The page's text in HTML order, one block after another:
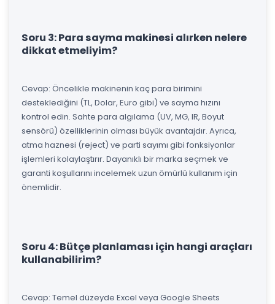
Soru 3: Para sayma makinesi alırken nelere
dikkat etmeliyim?
Cevap: Öncelikle makinenin kaç para birimini
desteklediğini (TL, Dolar, Euro gibi) ve sayma hızını
kontrol edin. Sahte para algılama (UV, MG, IR, Boyut
sensörü) özelliklerinin olması büyük avantajdır. Ayrıca,
atma haznesi (reject) ve parti sayımı gibi fonksiyonlar
işlemleri kolaylaştırır. Dayanıklı bir marka seçmek ve
garanti koşullarını incelemek uzun ömürlü kullanım için
önemlidir.
Soru 4: Bütçe planlaması için hangi araçları
kullanabilirim?
Cevap: Temel düzeyde Excel veya Google Sheets